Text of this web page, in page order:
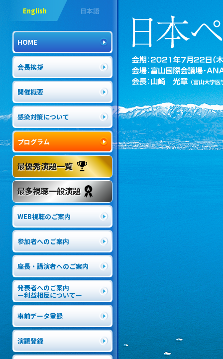
English 日本語
HOME
会長挨拶
開催概要
感染対策について
プログラム
最優秀演題一覧
最多視聴一般演題
WEB視聴のご案内
参加者へのご案内
座長・講演者へのご案内
発表者へのご案内
ー利益相反についてー
事前データ登録
演題登録